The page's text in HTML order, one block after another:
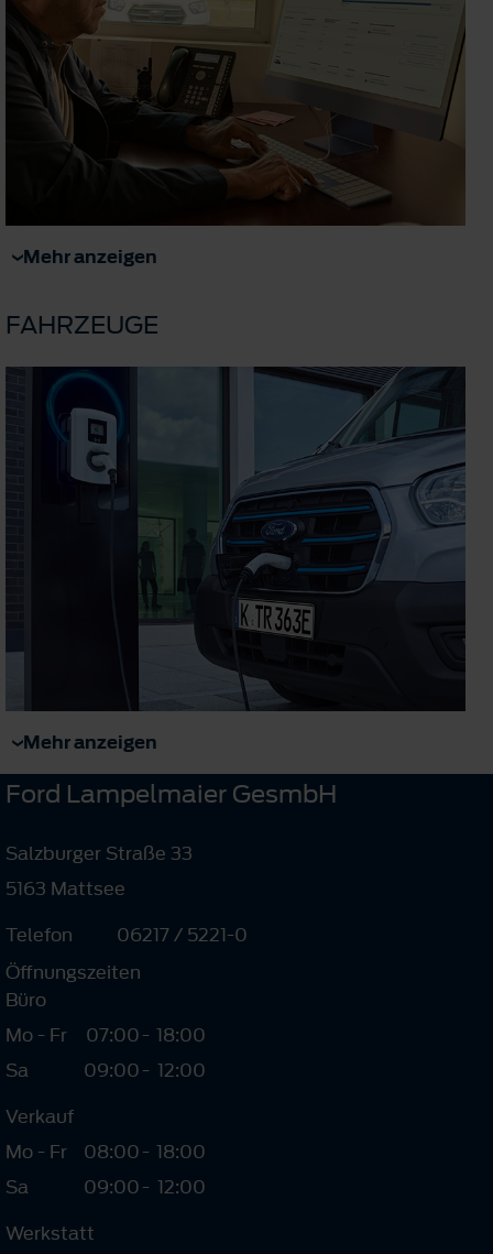
Mehr anzeigen
FAHRZEUGE
Mehr anzeigen
Ford Lampelmaier GesmbH
Salzburger Straße 33
5163 Mattsee
Telefon
06217 / 5221-0
Öffnungszeiten
Büro
Mo - Fr
07:00- 18:00
Sa
09:00- 12:00
Verkauf
Mo - Fr
08:00- 18:00
Sa
09:00- 12:00
Werkstatt